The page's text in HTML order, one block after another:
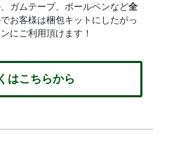
ガムテープ、ボールペンなど全
お客様は梱包キットにしたがっ
にご利用頂けます！
はこちらから